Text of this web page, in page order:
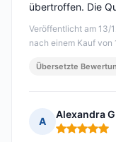
Veröffentlicht am 13/
nach einem Kauf
übertroffen. Die
Übersetzte
A
Alexandra
Hinweis: 5